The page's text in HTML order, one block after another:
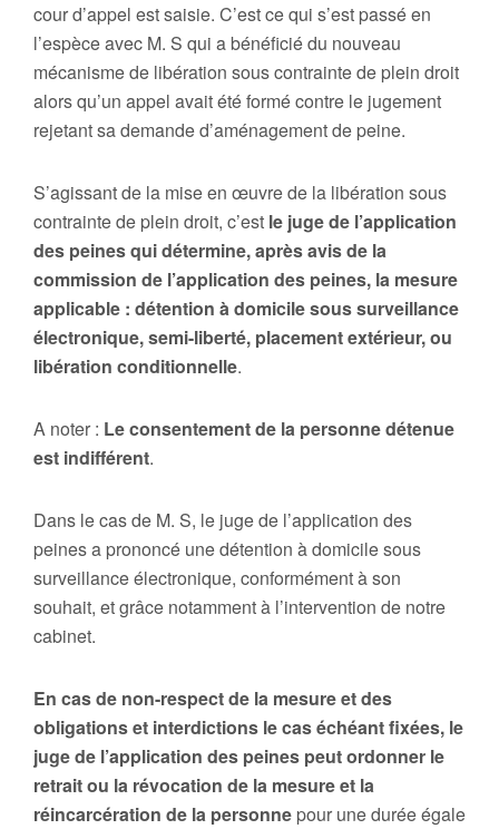
cour d’appel est saisie. C’est ce qui s’est passé en
l’espèce avec M. S qui a bénéficié du nouveau
mécanisme de libération sous contrainte de plein droit
alors qu’un appel avait été formé contre le jugement
rejetant sa demande d’aménagement de peine.
S’agissant de la mise en œuvre de la libération sous
contrainte de plein droit, c’est le juge de l’application
des peines qui détermine, après avis de la
commission de l’application des peines, la mesure
applicable : détention à domicile sous surveillance
électronique, semi-liberté, placement extérieur, ou
libération conditionnelle.
A noter : Le consentement de la personne détenue
est indifférent.
Dans le cas de M. S, le juge de l’application des
peines a prononcé une détention à domicile sous
surveillance électronique, conformément à son
souhait, et grâce notamment à l’intervention de notre
cabinet.
En cas de non-respect de la mesure et des
obligations et interdictions le cas échéant fixées, le
juge de l’application des peines peut ordonner le
retrait ou la révocation de la mesure et la
réincarcération de la personne pour une durée égale